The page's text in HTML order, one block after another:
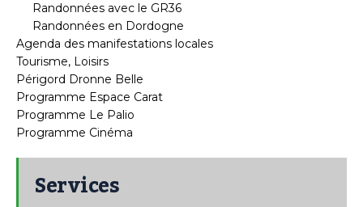
Randonnées avec le GR36
Randonnées en Dordogne
Agenda des manifestations locales
Tourisme, Loisirs
Périgord Dronne Belle
Programme Espace Carat
Programme Le Palio
Programme Cinéma
Services